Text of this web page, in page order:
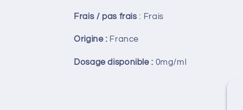
Frais / pas frais : Frais
Origine: France
Dosage disponible: 0mg/ml